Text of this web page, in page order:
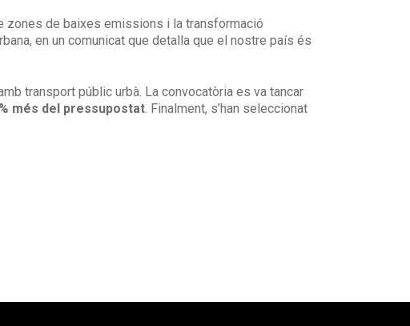
zones de baixes emissions i la transformació
en un comunicat que detalla que el nostre país és
transport públic urbà. La convocatòria es va tancar
més del pressupostat. Finalment, s’han seleccionat